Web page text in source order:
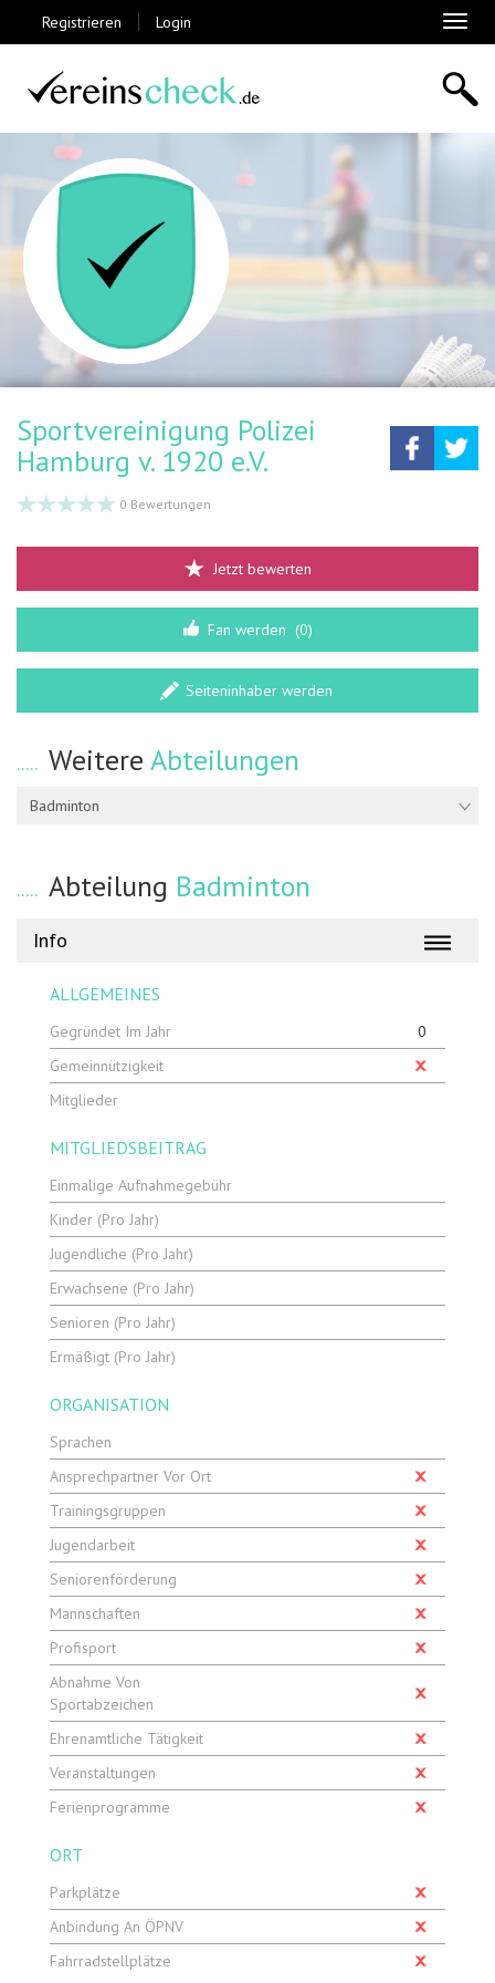
Registrieren Login
Sportvereinigung Polizei
Hamburg v. 1920 e.V.
0 Bewertungen
Teilen
Jetzt bewerten
Fan werden (0)
Seiteninhaber werden
Weitere Abteilungen
Badminton
Abteilung Badminton
Info
ALLGEMEINES
Gegründet Im Jahr
0
Gemeinnützigkeit
Mitglieder
MITGLIEDSBEITRAG
Einmalige Aufnahmegebühr
Kinder (pro Jahr)
Jugendliche (pro Jahr)
Erwachsene (pro Jahr)
Senioren (pro Jahr)
Ermäßigt (pro Jahr)
ORGANISATION
Sprachen
Ansprechpartner Vor Ort
Trainingsgruppen
Jugendarbeit
Seniorenförderung
Mannschaften
Profisport
Abnahme Von
Sportabzeichen
Ehrenamtliche Tätigkeit
Veranstaltungen
Ferienprogramme
ORT
Parkplätze
Anbindung An ÖPNV
Fahrradstellplätze